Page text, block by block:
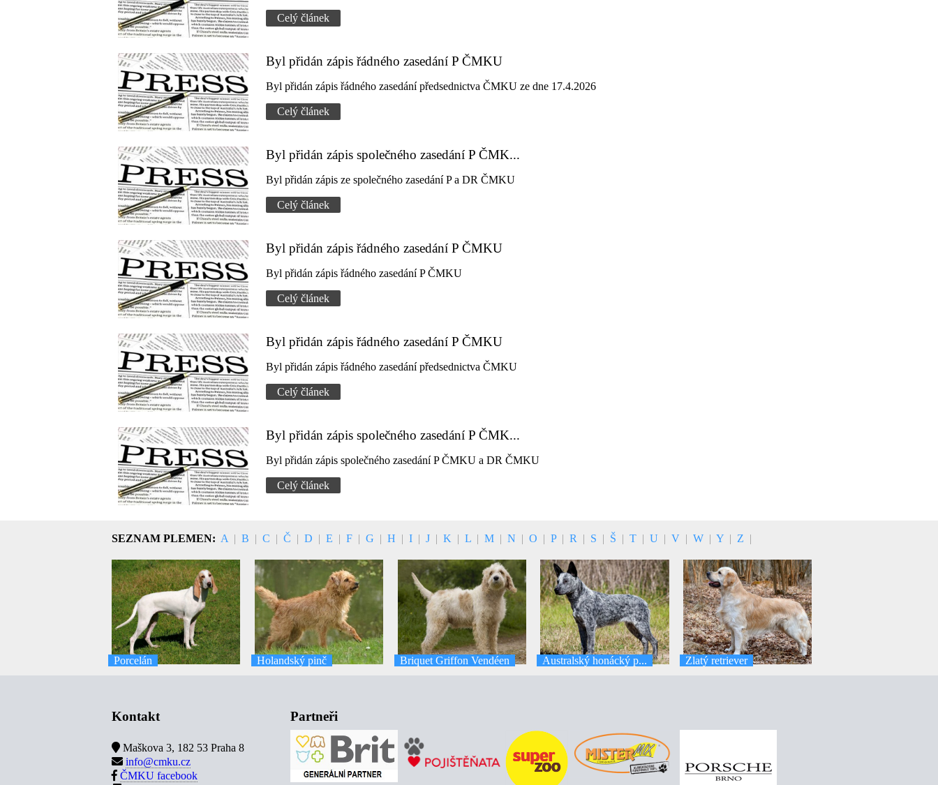
Celý článek
Byl přidán zápis řádného zasedání P ČMKU
Byl přidán zápis řádného zasedání předsednictva ČMKU ze dne 17.4.2026
Celý článek
Byl přidán zápis společného zasedání P ČMK...
Byl přidán zápis ze společného zasedání P a DR ČMKU
Celý článek
Byl přidán zápis řádného zasedání P ČMKU
Byl přidán zápis řádného zasedání P ČMKU
Celý článek
Byl přidán zápis řádného zasedání P ČMKU
Byl přidán zápis řádného zasedání předsednictva ČMKU
Celý článek
Byl přidán zápis společného zasedání P ČMK...
Byl přidán zápis společného zasedání P ČMKU a DR ČMKU
Celý článek
SEZNAM PLEMEN: A | B | C | Č | D | E | F | G | H | I | J | K | L | M | N | O | P | R | S | Š | T | U | V | W | Y | Z |
Porcelán Holandský pinč Briquet Griffon Vendéen Australský honácký p... Zlatý retriever
Kontakt
Maškova 3, 182 53 Praha 8
info@cmku.cz
ČMKU facebook
Partneři